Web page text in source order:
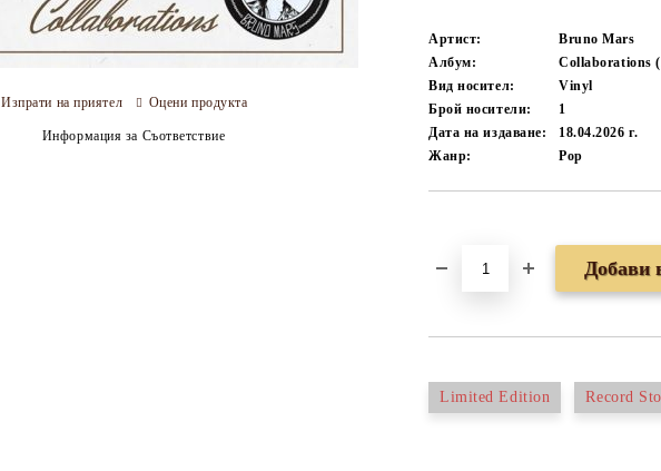
Артист:
Bruno Mars
Албум:
Collaborations
Вид носител:
Vinyl
Брой носители:
1
Дата на издаване:
18.04.2026 г.
Жанр:
Pop
Limited Edition Record
Изпрати на приятел Оцени продукта
Информация за Съответствие